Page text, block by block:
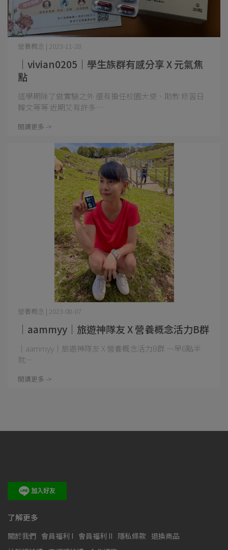
｜vivian0205｜學生族群有感分享 X 元氣焦
點
營養概念 | 2023-11-28
這學期除了做實驗之外 還有擔任校園大使、助教 修習日
韓文等等 近期又有許多⋯
閱讀更多 ->
｜aammyy｜旅遊神隊友 X 營養概念活力B群
營養概念 | 2023-08-07
｜aammyy｜旅遊神隊友 X 營養概念活力B群 —早6點半
就⋯
閱讀更多 ->
了解更多
關於我們 會員福利 I 會員福利 II 隱私條款 退換商品